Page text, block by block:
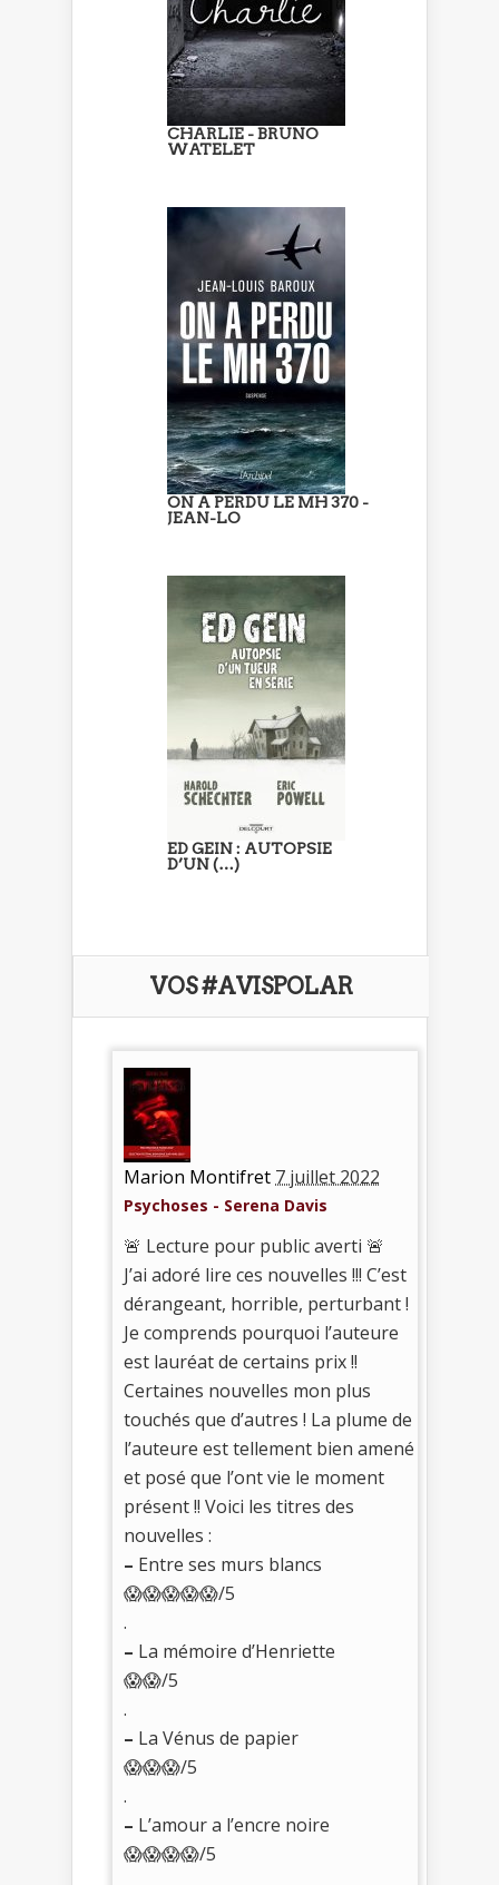
CHARLIE - BRUNO
WATELET
ON A PERDU LE MH 370 -
JEAN-LO
ED GEIN : AUTOPSIE
D’UN (…)
VOS #AVISPOLAR
Marion Montifret 7 juillet 2022
Psychoses - Serena Davis
🚨 Lecture pour public averti 🚨
J’ai adoré lire ces nouvelles !!! C’est
dérangeant, horrible, perturbant !
Je comprends pourquoi l’auteure
est lauréat de certains prix !!
Certaines nouvelles mon plus
touchés que d’autres ! La plume de
l’auteure est tellement bien amené
et posé que l’ont vie le moment
présent !! Voici les titres des
nouvelles :
– Entre ses murs blancs
😱😱😱😱😱/5
.
– La mémoire d’Henriette
😱😱/5
.
– La Vénus de papier
😱😱😱/5
.
– L’amour a l’encre noire
😱😱😱😱/5